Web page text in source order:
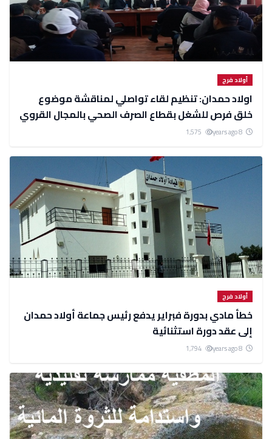
أولاد فرج
اولاد حمدان: تنظيم لقاء تواصلي لمناقشة موضوع
خلق فرص للشغل بقطاع الصرف الصحي بالمجال القروي
أولاد فرج
خطأ مادي بدورة فبراير يدفع رئيس جماعة أولاد حمدان
إلى عقد دورة استثنائية